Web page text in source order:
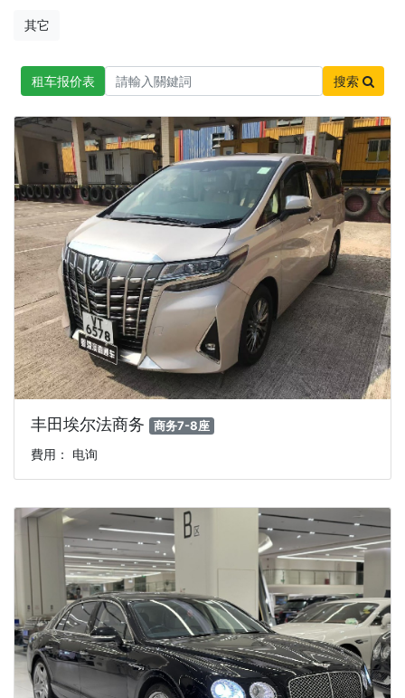
其它
租车报价表 搜索
丰田埃尔法商务 商务7-8座
費用： 电询